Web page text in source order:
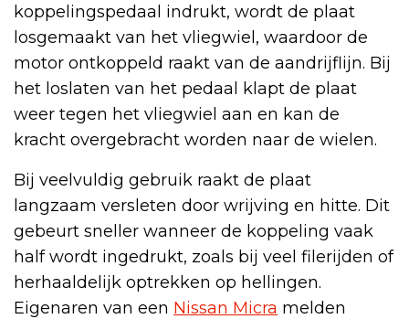
koppelingspedaal indrukt, wordt de plaat
losgemaakt van het vliegwiel, waardoor de
motor ontkoppeld raakt van de aandrijflijn. Bij
het loslaten van het pedaal klapt de plaat
weer tegen het vliegwiel aan en kan de
kracht overgebracht worden naar de wielen.
Bij veelvuldig gebruik raakt de plaat
langzaam versleten door wrijving en hitte. Dit
gebeurt sneller wanneer de koppeling vaak
half wordt ingedrukt, zoals bij veel filerijden of
herhaaldelijk optrekken op hellingen.
Eigenaren van een Nissan Micra melden